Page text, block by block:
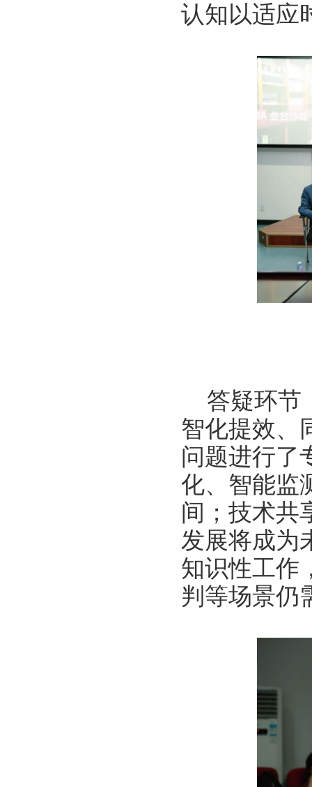
认知以适应
答疑环节
智化提效、
问题进行了
化、智能监
间；技术共
发展将成为
知识性工作
判等场景仍